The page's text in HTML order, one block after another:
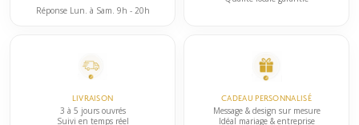
Réponse Lun. à Sam. 9h - 20h
LIVRAISON
3 à 5 jours ouvrés
Suivi en temps réel
CADEAU PERSONNALISÉ
Message & design sur mesure
Idéal mariage & entreprise